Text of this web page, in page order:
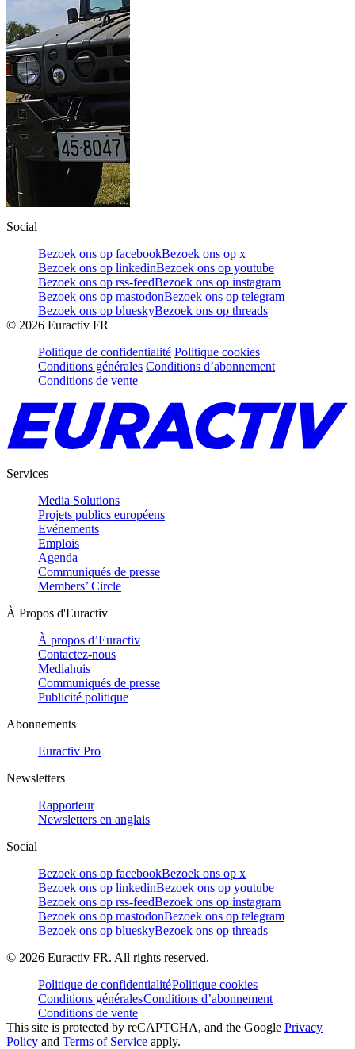
Social
Bezoek ons op facebookBezoek ons op x
Bezoek ons op linkedinBezoek ons op youtube
Bezoek ons op rss-feedBezoek ons op instagram
Bezoek ons op mastodonBezoek ons op telegram
Bezoek ons op blueskyBezoek ons op threads
© 2026 Euractiv FR
Politique de confidentialité Politique cookies
Conditions générales Conditions d’abonnement
Conditions de vente
Services
Media Solutions
Projets publics européens
Evénements
Emplois
Agenda
Communiqués de presse
Members’ Circle
À Propos d'Euractiv
À propos d’Euractiv
Contactez-nous
Mediahuis
Communiqués de presse
Publicité politique
Abonnements
Euractiv Pro
Newsletters
Rapporteur
Newsletters en anglais
Social
Bezoek ons op facebookBezoek ons op x
Bezoek ons op linkedinBezoek ons op youtube
Bezoek ons op rss-feedBezoek ons op instagram
Bezoek ons op mastodonBezoek ons op telegram
Bezoek ons op blueskyBezoek ons op threads
© 2026 Euractiv FR. All rights reserved.
Politique de confidentialitéPolitique cookies
Conditions généralesConditions d’abonnement
Conditions de vente
This site is protected by reCAPTCHA, and the Google Privacy
Policy and Terms of Service apply.